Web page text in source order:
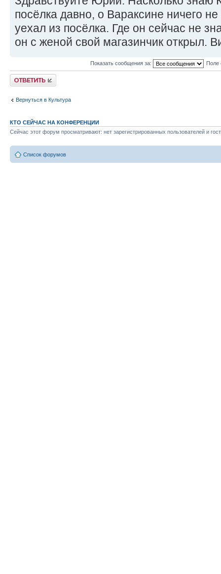
посёлка давно, о Вараксине ничего
уехал из посёлка. Где он сейчас не
он с женой свой магазинчик открыл.
Показать сообщения за: Поле
Ответить
Вернуться в Культура
КТО СЕЙЧАС НА КОНФЕРЕНЦИИ
Сейчас этот форум просматривают: нет зарегистрированных пользователей и
Список форумов